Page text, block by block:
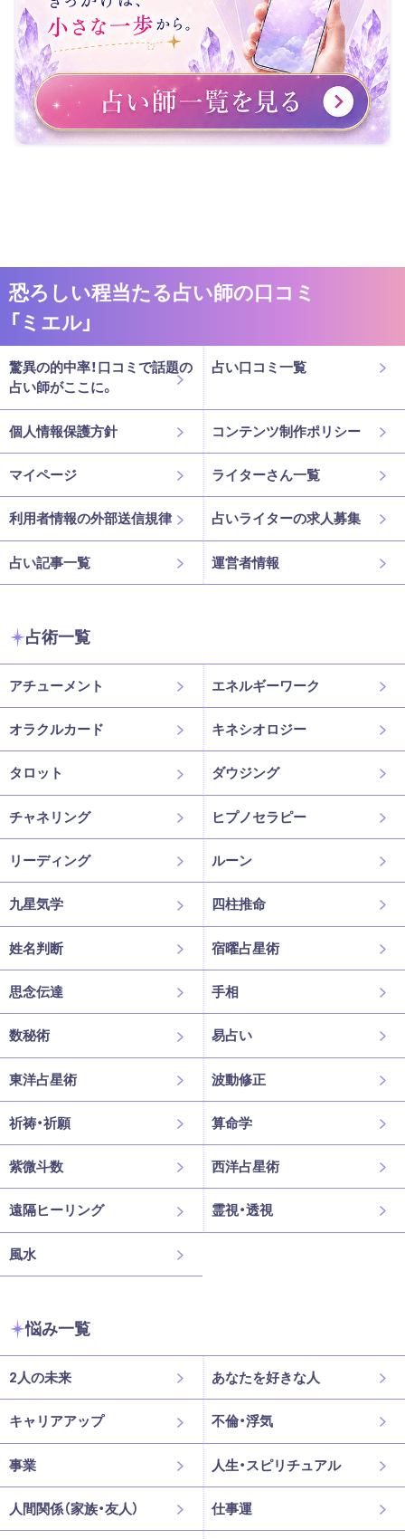
恐ろしい程当たる占い師の口コミ
「ミエル」
驚異の的中率！口コミで話題の
占い師がここに。
占い口コミ一覧
個人情報保護方針 コンテンツ制作ポリシー
マイページ ライターさん一覧
利用者情報の外部送信規律 占いライターの求人募集
占い記事一覧 運営者情報
占術一覧
アチューメント エネルギーワーク
オラクルカード キネシオロジー
タロット ダウジング
チャネリング ヒプノセラピー
リーディング ルーン
九星気学 四柱推命
姓名判断 宿曜占星術
思念伝達 手相
数秘術 易占い
東洋占星術 波動修正
祈祷・祈願 算命学
紫微斗数 西洋占星術
遠隔ヒーリング 霊視・透視
風水
悩み一覧
2人の未来 あなたを好きな人
キャリアアップ 不倫・浮気
事業 人生・スピリチュアル
人間関係（家族・友人） 仕事運